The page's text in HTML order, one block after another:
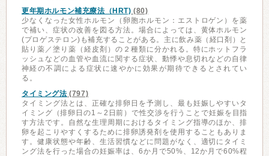
更年期ホルモン補充療法（HRT) (80)
少なくなった女性ホルモン（卵胞ホルモン：エストロゲン）を薬
で補い、症状の改善を図る方法。場合によっては、黄体ホルモン
(プロゲステロン)も補充することがある。主に飲み薬（経口剤）と
貼り薬／塗り薬（経皮剤）の２種類に分かれる。特にホットフラ
ッシュなどの血管や血流に関する症状、動悸や息切れなどの自律
神経の不調による症状に速やかに効果が期待できるとされてい
る。
タイミング法 (797)
タイミング法とは、正確な排卵日を予測し、最も妊娠しやすいタ
イミング（排卵日の1～2日前）で性交渉を行うことで妊娠を目指
す方法です。自然な生理周期におけるタイミング指導のほか、排
卵を起こりやすくするために排卵誘発剤を使用することもありま
す。健康状態や年齢、生活習慣などに問題がなく、適切にタイミ
ング法を行った場合の妊娠率は、6か月で50%、12か月で60%程